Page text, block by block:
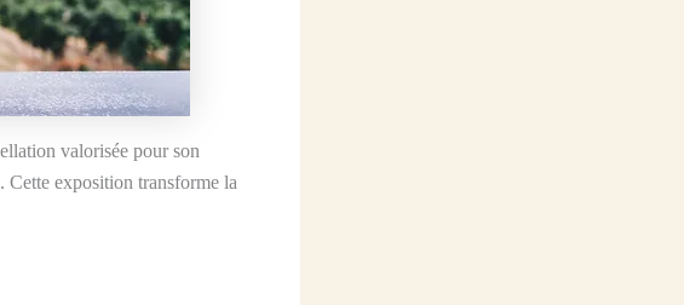
valorisée pour son
Cette exposition transforme la